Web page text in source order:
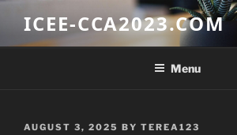
content
ICEE-CCA2023.COM
Menu
POSTED
AUGUST 3, 2025 BY TEREA123